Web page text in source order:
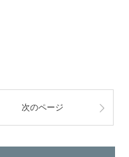
次のページ